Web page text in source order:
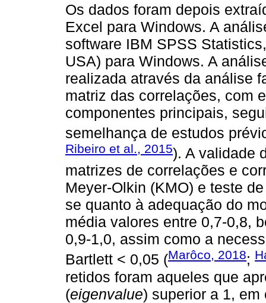
Os dados foram depois
Excel para Windows. A
software IBM SPSS
USA) para Windows. A
realizada através da análise
matriz das correlações, com
componentes principais,
semelhança de estudos
Ribeiro et al., 2015). A validade
matrizes de correlações e
Meyer-Olkin (KMO) e teste
se quanto à adequação do
média valores entre 0,7-0,8,
0,9-1,0, assim como a
Bartlett < 0,05 (Marôco, 2018;
retidos foram aqueles que
(eigenvalue) superior a 1,